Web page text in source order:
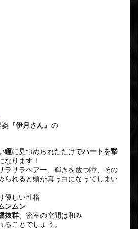
姿 『伊月さん』 の
瞳に見つめられただけでハートを撃
なります！
ラサラヘアー、輝きを放つ瞳、その
られると頭が真っ白になってしまい
優しい性格
ンムン
抜群 、密室の空間は和み
ことでしょう。